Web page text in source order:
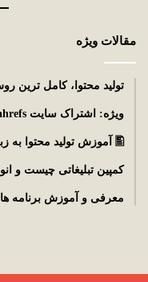
مقالات ویژه
توليد محتوا، کامل ترین روش
ویژه: اشتراک سایت ahrefs رایگان شد
🖺 آموزش تولید محتوا به
کمپین تبلیغاتی چیست و
معرفی و آموزش برنامه